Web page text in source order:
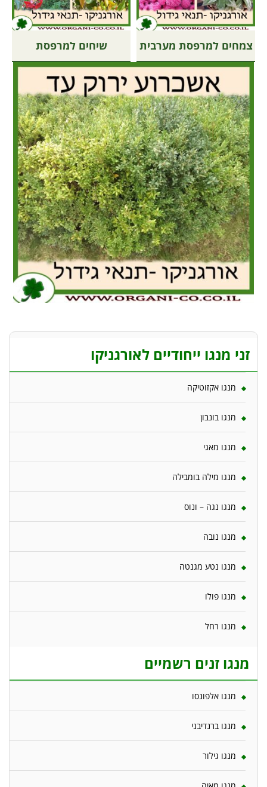
צמחים למרפסת מערבית שיחים למרפסת
זני מנגו ייחודיים לאורגניקו
מנגו אקזוטיקה
מנגו בונבון
מנגו מאגי
מנגו מילה בומבילה
מנגו נגה – ונוס
מנגו נובה
מנגו נטע מגנטה
מנגו פולו
מנגו רחל
מנגו זנים רשמיים
מנגו אלפונסו
מנגו ברנדיבני
מנגו גילור